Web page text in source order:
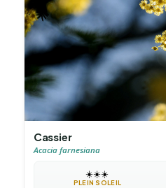
Cassier
Acacia farnesiana
☀️☀️☀️
PLEIN SOLEIL